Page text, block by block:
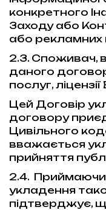
конкретного
Заходу або
або рекламних
2.3. Споживач,
даного
послуг,
Цей Договір
договору
Цивільного
вважається
прийняття
2.4. Приймаючи
укладення
підтверджує,